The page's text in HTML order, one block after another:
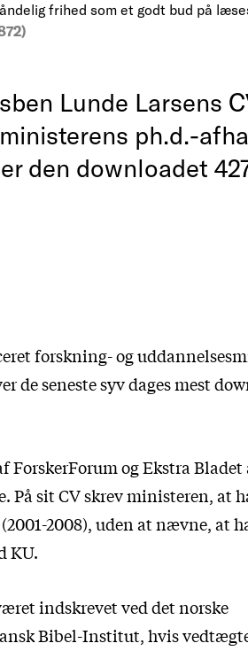
frihed som et godt bud på
Lunde Larsens
ph.d.-
den downloadet
forskning- og
de seneste syv dages mest
ForskerForum og Ekstra
På sit CV skrev ministeren, at
2008), uden at nævne, at
KU.
indskrevet ved det norske
Bibel-Institut, hvis